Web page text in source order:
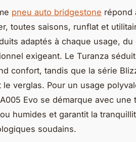
pneu auto bridgestone répond
toutes saisons, runflat et
adaptés à chaque usage, du
exigeant. Le Turanza
confort, tandis que la série
le verglas. Pour un usage
Evo se démarque avec
humides et garantit la
soudains.